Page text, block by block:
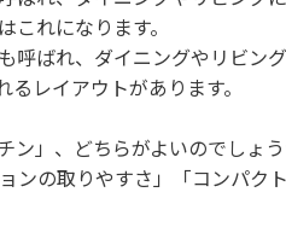
れになります。
呼ばれ、ダイニングやリビン
レイアウトがあります。
ン」、どちらがよいのでしょ
ンの取りやすさ」「コンパク